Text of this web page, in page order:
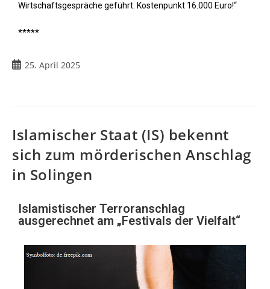
Wirtschaftsgespräche geführt. Kostenpunkt 16.000 Euro!“
*****
25. April 2025
Islamischer Staat (IS) bekennt
sich zum mörderischen Anschlag
in Solingen
Islamistischer Terroranschlag
ausgerechnet am „Festivals der Vielfalt“